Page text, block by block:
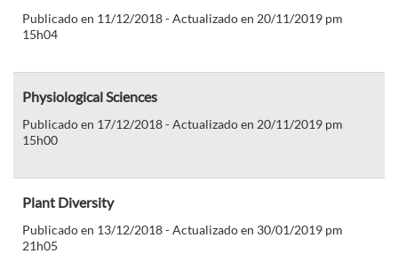
Publicado en 11/12/2018 - Actualizado en 20/11/2019 pm
15h04
Physiological Sciences
Publicado en 17/12/2018 - Actualizado en 20/11/2019 pm
15h00
Plant Diversity
Publicado en 13/12/2018 - Actualizado en 30/01/2019 pm
21h05